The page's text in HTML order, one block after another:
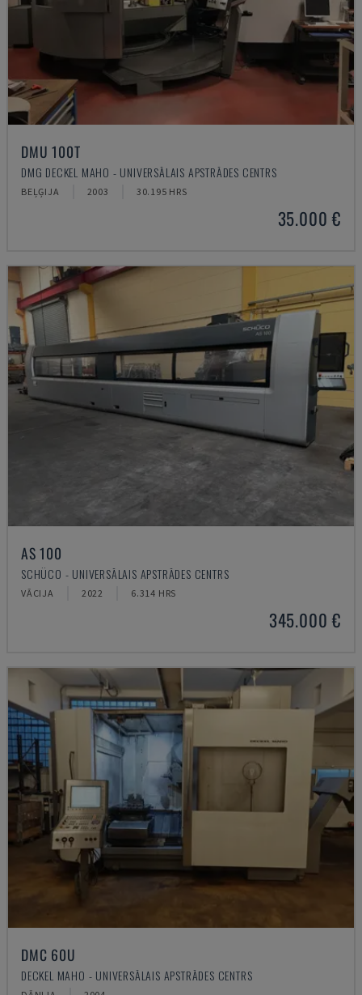
DMU 100T
DMG DECKEL MAHO - UNIVERSĀLAIS APSTRĀDES CENTRS
BEĻĢIJA 2003 30.195 HRS
35.000 €
AS 100
SCHÜCO - UNIVERSĀLAIS APSTRĀDES CENTRS
VĀCIJA 2022 6.314 HRS
345.000 €
DMC 60U
DECKEL MAHO - UNIVERSĀLAIS APSTRĀDES CENTRS